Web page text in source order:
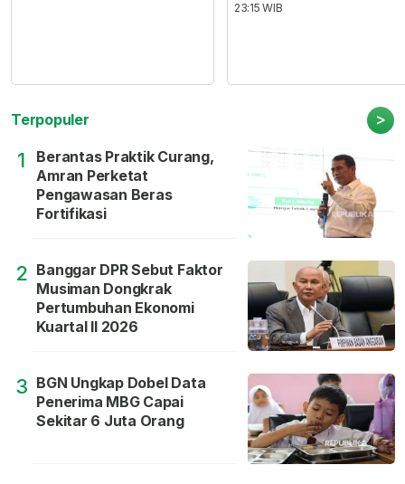
23:15 WIB
Terpopuler >
1
Berantas Praktik Curang,
Amran Perketat
Pengawasan Beras
Fortifikasi
2 Banggar DPR Sebut Faktor
Musiman Dongkrak
Pertumbuhan Ekonomi
Kuartal II 2026
3 BGN Ungkap Dobel Data
Penerima MBG Capai
Sekitar 6 Juta Orang